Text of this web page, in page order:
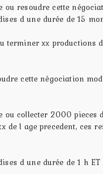
resoudre cette
d une durée de 15
terminer xx productions
cette négociation
ou collecter 2000 pieces
de l age precedent, ces
d une durée de 1 h ET